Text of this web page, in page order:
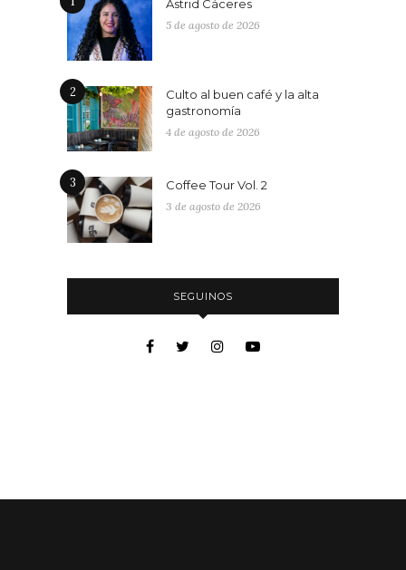
Astrid Cáceres
5 de agosto de 2026
2
Culto al buen café y la alta
gastronomía
4 de agosto de 2026
3 Coffee Tour Vol. 2
3 de agosto de 2026
SEGUINOS